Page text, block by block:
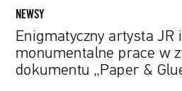
&
NEWSY
Enigmatyczny artysta JR
monumentalne prace w
dokumentu „Paper &